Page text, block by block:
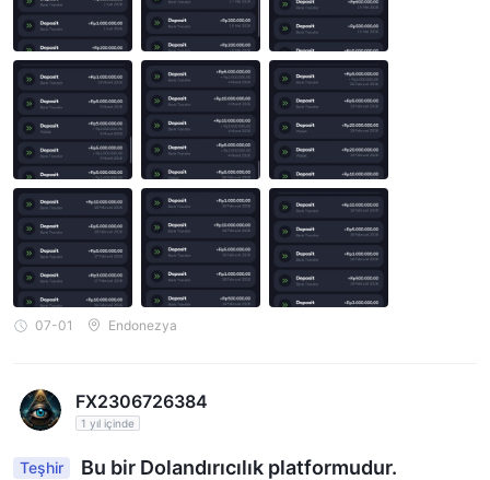
07-01 Endonezya
FX2306726384
1 yıl içinde
Teşhir Bu bir Dolandırıcılık platformudur.